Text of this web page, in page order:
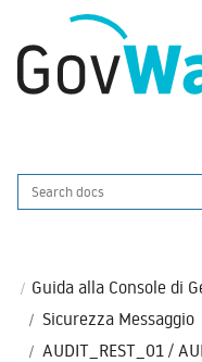
Guida alla Console di
Sicurezza Messaggio
AUDIT_REST_01 /